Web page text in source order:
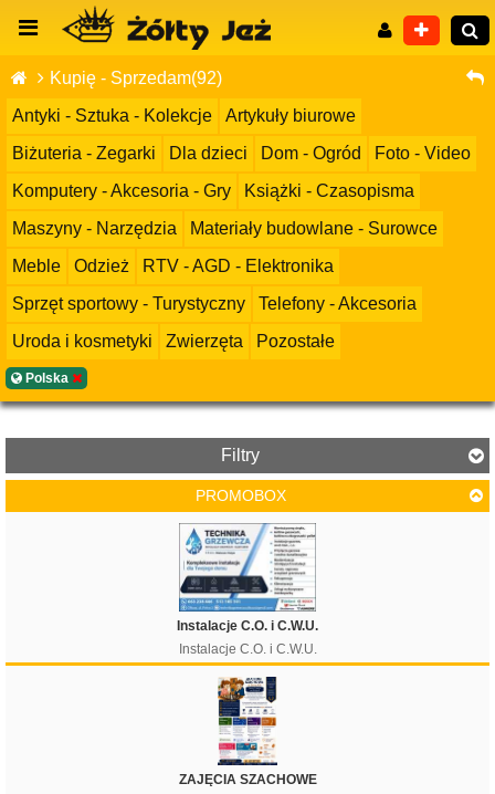
Kupię - Sprzedam(92)
Antyki - Sztuka - Kolekcje
Artykuły biurowe
Biżuteria - Zegarki
Dla dzieci Dom - Ogród
Foto - Video
Komputery - Akcesoria - Gry
Książki - Czasopisma
Maszyny - Narzędzia
Materiały budowlane - Surowce
Meble
Odzież
RTV - AGD - Elektronika
Sprzęt sportowy - Turystyczny
Telefony - Akcesoria
Uroda i kosmetyki
Zwierzęta Pozostałe
Polska
Filtry
Filtruj
PROMOBOX
Instalacje C.O. i C.W.U.
Instalacje C.O. i C.W.U.
ZAJĘCIA SZACHOWE